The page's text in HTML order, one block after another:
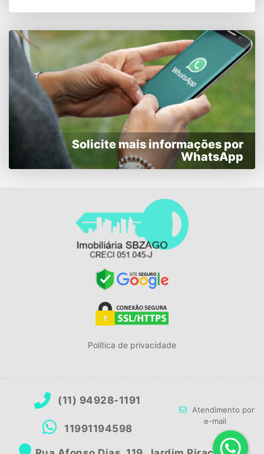
Solicite mais informações por
WhatsApp
Política de privacidade
(11) 94928-1191
11991194598
Atendimento por
e-mail